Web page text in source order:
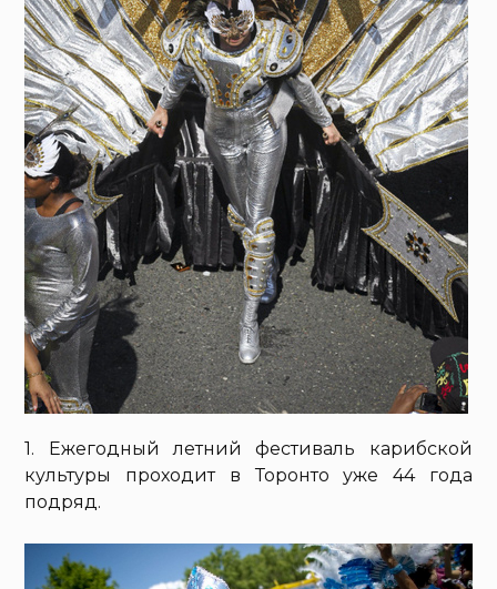
1. Ежегодный летний фестиваль карибской
культуры проходит в Торонто уже 44 года
подряд.